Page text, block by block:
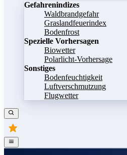
Gefahrenindizes
Waldbrandgefahr
Graslandfeuerindex
Bodenfrost
Spezielle Vorhersagen
Biowetter
Polarlicht-Vorhersage
Sonstiges
Bodenfeuchtigkeit
Luftverschmutzung
Flugwetter